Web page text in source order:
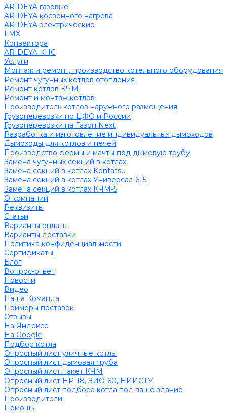
ARIDEYA газовые
ARIDEYA косвенного нагрева
ARIDEYA электрические
LMX
Конвектора
ARIDEYA КНС
Услуги
Монтаж и ремонт, производство котельного оборудования
Ремонт чугунных котлов отопления
Ремонт котлов КЧМ
Ремонт и монтаж котлов
Производитель котлов наружного размещения
Грузоперевозки по ЦФО и России
Грузоперевозки на Газон Next
Разработка и изготовление индивидуальных дымоходов
Дымоходы для котлов и печей
Производство фермы и мачты под дымовую трубу
Замена чугунных секций в котлах
Замена секций в котлах Kentatsu
Замена секций в котлах Универсал-6, 5
Замена секций в котлах КЧМ-5
О компании
Реквизиты
Статьи
Варианты оплаты
Варианты доставки
Политика конфиденциальности
Сертификаты
Блог
Вопрос-ответ
Новости
Видео
Наша Команда
Примеры поставок
Отзывы
На Яндексе
На Google
Подбор котла
Опросный лист уличные котлы
Опросный лист дымовая труба
Опросный лист пакет КЧМ
Опросный лист НР-18, ЗИО-60, НИИСТУ
Опросный лист подбора котла под ваше здание
Производители
Помощь